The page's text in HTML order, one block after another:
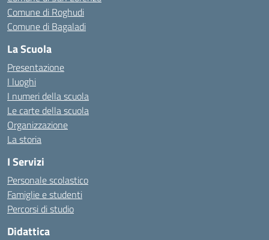
Comune di Roghudi
Comune di Bagaladi
La Scuola
Presentazione
I luoghi
I numeri della scuola
Le carte della scuola
Organizzazione
La storia
I Servizi
Personale scolastico
Famiglie e studenti
Percorsi di studio
Didattica